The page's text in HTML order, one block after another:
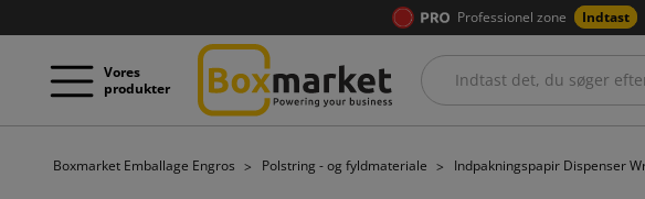
Professionel zone Indtast
Vores
produkter
Boxmarket Emballage Engros Polstring - og fyldmateriale Indpakningspapir Dispenser